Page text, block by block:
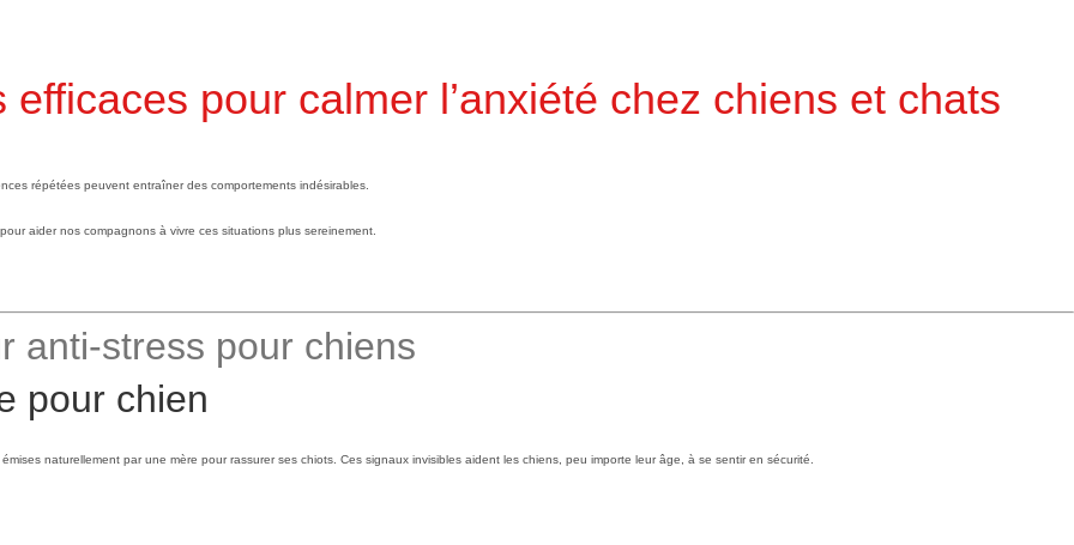
pour calmer l’anxiété chez chiens et chats
répétées peuvent entraîner des comportements indésirables.
pour aider nos compagnons à vivre ces situations plus sereinement.
anti-stress pour chiens
naturellement par une mère pour rassurer ses chiots. Ces signaux invisibles aident les chiens, peu importe leur âge, à se sentir en sécurité.